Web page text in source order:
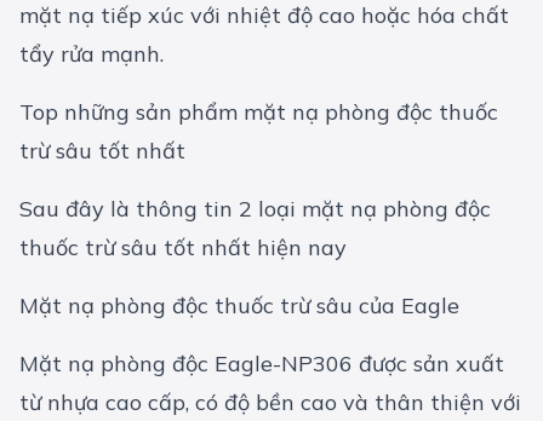
mặt nạ tiếp xúc với nhiệt độ cao hoặc hóa chất
tẩy rửa mạnh.
Top những sản phẩm mặt nạ phòng độc thuốc
trừ sâu tốt nhất
Sau đây là thông tin 2 loại mặt nạ phòng độc
thuốc trừ sâu tốt nhất hiện nay
Mặt nạ phòng độc thuốc trừ sâu của Eagle
Mặt nạ phòng độc Eagle-NP306 được sản xuất
từ nhựa cao cấp, có độ bền cao và thân thiện với